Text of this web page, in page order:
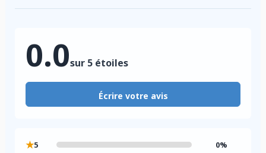
0.0sur 5 étoiles
Écrire votre avis
★5 0%